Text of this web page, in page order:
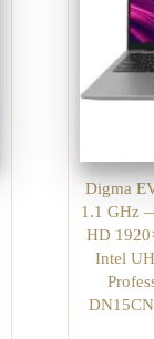
Digma
1.1 GHz
HD
Intel